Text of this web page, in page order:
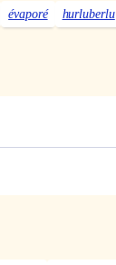
évaporé hurluberlu